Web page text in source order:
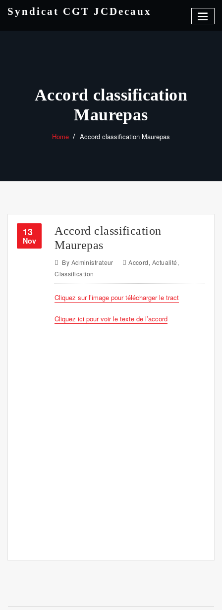
Syndicat CGT JCDecaux
Accord classification
Maurepas
Home Accord classification Maurepas
13
Nov
Accord classification
Maurepas
By Administrateur Accord, Actualité,
Classification
Cliquez sur l’image pour télécharger le tract
Cliquez ici pour voir le texte de l’accord